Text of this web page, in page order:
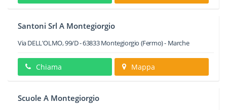
Santoni Srl A Montegiorgio
Via DELL'OLMO, 99/D-63833 Montegiorgio (Fermo) - Marche
Chiama Mappa
Scuole A Montegiorgio